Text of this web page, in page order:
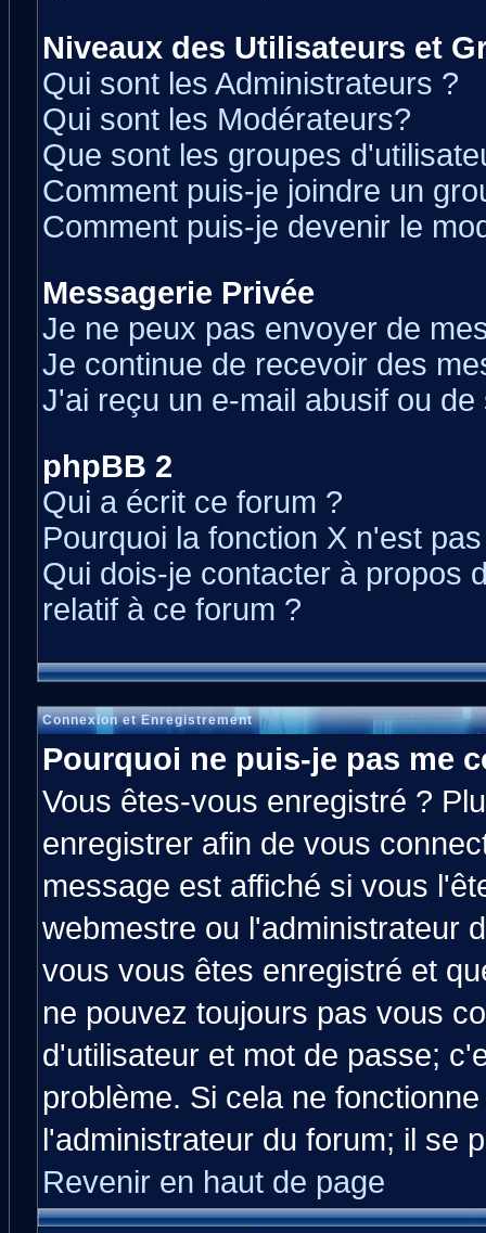
Niveaux des Utilisateurs et
Qui sont les Administrateurs ?
Qui sont les Modérateurs?
Que sont les groupes
Comment puis-je joindre un
Comment puis-je devenir le
Messagerie Privée
Je ne peux pas envoyer de
Je continue de recevoir des
J'ai reçu un e-mail abusif ou
phpBB 2
Qui a écrit ce forum ?
Pourquoi la fonction X n'est
Qui dois-je contacter à propos
relatif à ce forum ?
Connexion et Enregistrement
Pourquoi ne puis-je pas me
Vous êtes-vous enregistré ?
enregistrer afin de vous
message est affiché si vous
webmestre ou l'administrateur
vous vous êtes enregistré et
ne pouvez toujours pas vous
d'utilisateur et mot de passe;
problème. Si cela ne
l'administrateur du forum; il se
Revenir en haut de page